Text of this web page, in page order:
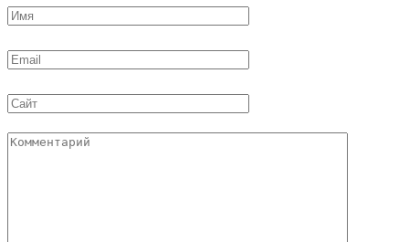
Имя
Email
Сайт
Комментарий